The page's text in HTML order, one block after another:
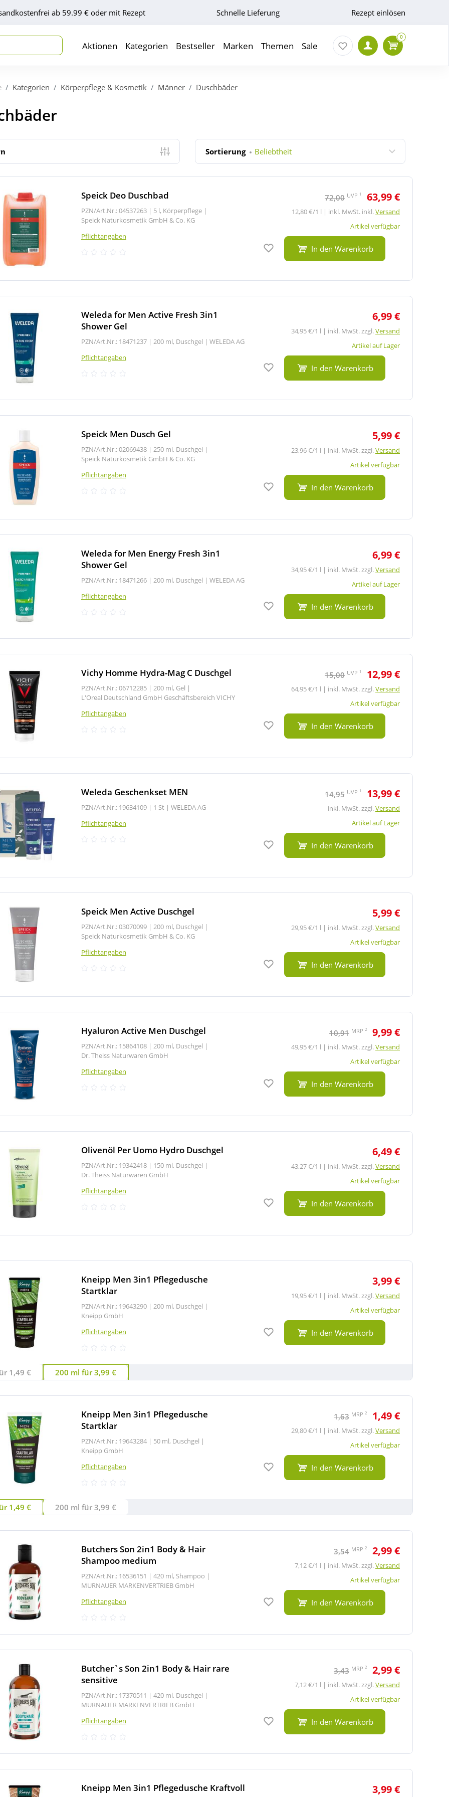
ab 59.99 € oder mit Rezept Schnelle Lieferung Rezept einlösen
Aktionen Kategorien Bestseller Marken Themen Sale
0
Kategorien Körperpflege & Kosmetik Männer Duschbäder
Sortierung Beliebtheit
Speick Deo Duschbad
PZN/Art.Nr.: 04537263 | 5 l, Körperpflege |
Speick Naturkosmetik GmbH & Co. KG
Pflichtangaben
72,00 UVP 1 63,99 €
12,80 €/1 l | inkl. MwSt. inkl.Versand
Artikel verfügbar
Auf den Merkzettel
In den Warenkorb
Weleda for Men Active Fresh 3in1
Shower Gel
PZN/Art.Nr.: 18471237 | 200 ml, Duschgel | WELEDA AG
Pflichtangaben
6,99 €
34,95 €/1 l | inkl. MwSt. zzgl.Versand
Artikel auf Lager
Auf den Merkzettel
In den Warenkorb
Speick Men Dusch Gel
PZN/Art.Nr.: 02069438 | 250 ml, Duschgel |
Speick Naturkosmetik GmbH & Co. KG
Pflichtangaben
5,99 €
23,96 €/1 l | inkl. MwSt. zzgl.Versand
Artikel verfügbar
Auf den Merkzettel
In den Warenkorb
Weleda for Men Energy Fresh 3in1
Shower Gel
PZN/Art.Nr.: 18471266 | 200 ml, Duschgel | WELEDA AG
Pflichtangaben
6,99 €
34,95 €/1 l | inkl. MwSt. zzgl.Versand
Artikel auf Lager
Auf den Merkzettel
In den Warenkorb
Vichy Homme Hydra-Mag C Duschgel
PZN/Art.Nr.: 06712285 | 200 ml, Gel |
L'Oreal Deutschland GmbH Geschäftsbereich VICHY
Pflichtangaben
15,00 UVP 1 12,99 €
64,95 €/1 l | inkl. MwSt. zzgl.Versand
Artikel verfügbar
Auf den Merkzettel
In den Warenkorb
Weleda Geschenkset MEN
PZN/Art.Nr.: 19634109 | 1 St | WELEDA AG
Pflichtangaben
14,95 UVP 1 13,99 €
inkl. MwSt. zzgl.Versand
Artikel auf Lager
Auf den Merkzettel
In den Warenkorb
Speick Men Active Duschgel
PZN/Art.Nr.: 03070099 | 200 ml, Duschgel |
Speick Naturkosmetik GmbH & Co. KG
Pflichtangaben
5,99 €
29,95 €/1 l | inkl. MwSt. zzgl.Versand
Artikel verfügbar
Auf den Merkzettel
In den Warenkorb
Hyaluron Active Men Duschgel
PZN/Art.Nr.: 15864108 | 200 ml, Duschgel |
Dr. Theiss Naturwaren GmbH
Pflichtangaben
10,91 MRP 2 9,99 €
49,95 €/1 l | inkl. MwSt. zzgl.Versand
Artikel verfügbar
Auf den Merkzettel
In den Warenkorb
Olivenöl Per Uomo Hydro Duschgel
PZN/Art.Nr.: 19342418 | 150 ml, Duschgel |
Dr. Theiss Naturwaren GmbH
Pflichtangaben
6,49 €
43,27 €/1 l | inkl. MwSt. zzgl.Versand
Artikel verfügbar
Auf den Merkzettel
In den Warenkorb
Kneipp Men 3in1 Pflegedusche
Startklar
PZN/Art.Nr.: 19643290 | 200 ml, Duschgel |
Kneipp GmbH
Pflichtangaben
3,99 €
19,95 €/1 l | inkl. MwSt. zzgl.Versand
Artikel verfügbar
Auf den Merkzettel
In den Warenkorb
1,49 € 200 ml für 3,99 €
Kneipp Men 3in1 Pflegedusche
Startklar
PZN/Art.Nr.: 19643284 | 50 ml, Duschgel |
Kneipp GmbH
Pflichtangaben
1,63 MRP 2 1,49 €
29,80 €/1 l | inkl. MwSt. zzgl.Versand
Artikel verfügbar
Auf den Merkzettel
In den Warenkorb
1,49 € 200 ml für 3,99 €
Butchers Son 2in1 Body & Hair
Shampoo medium
PZN/Art.Nr.: 16536151 | 420 ml, Shampoo |
MURNAUER MARKENVERTRIEB GmbH
Pflichtangaben
3,54 MRP 2 2,99 €
7,12 €/1 l | inkl. MwSt. zzgl.Versand
Artikel verfügbar
Auf den Merkzettel
In den Warenkorb
Butcher`s Son 2in1 Body & Hair rare
sensitive
PZN/Art.Nr.: 17370511 | 420 ml, Duschgel |
MURNAUER MARKENVERTRIEB GmbH
Pflichtangaben
3,43 MRP 2 2,99 €
7,12 €/1 l | inkl. MwSt. zzgl.Versand
Artikel verfügbar
Auf den Merkzettel
In den Warenkorb
Kneipp Men 3in1 Pflegedusche Kraftvoll 3,99 €